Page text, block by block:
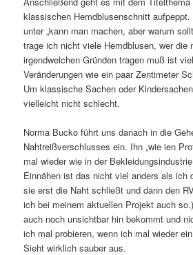
klassischen Hemdblusenschnitt
unter „kann man machen, aber warum
trage ich nicht viele Hemdblusen, wer die
irgendwelchen Gründen tragen muß ist
Veränderungen wie ein paar Zentimeter
Um klassische Sachen oder
vielleicht nicht schlecht.
Norma Bucko führt uns danach in die
Nahtreißverschlusses ein. Ihn „wie ien
mal wieder wie in der
Einnähen ist das nicht viel anders als ich
sie erst die Naht schließt und dann den
ich bei meinem aktuellen Projekt auch
auch noch unsichtbar hin bekommt und
ich mal probieren, wenn ich mal wieder
Sieht wirklich sauber aus.